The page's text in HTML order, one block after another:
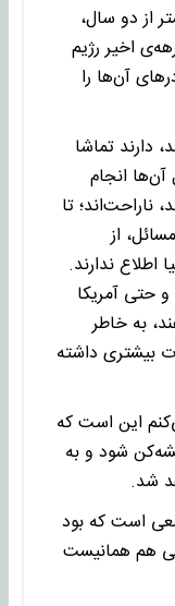
از دو سال،
برهه‌ی اخیر رژیم
آن‌ها را
دارند تماشا
انجام
ناراحت‌اند؛ تا
از
اطلاع ندارند.
و حتی آمریکا
به‌ خاطر
بیشتری داشته
این است که
شود و به
شد.
است که بود
هم همانیست